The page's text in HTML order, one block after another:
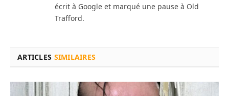
écrit à Google et marqué une pause à Old
Trafford.
ARTICLES SIMILAIRES